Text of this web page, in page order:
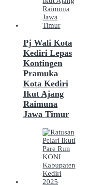
Pj Wali Kota
Kediri Lepas
Kontingen
Pramuka
Kota Kediri
Ikut Ajang
Raimuna
Jawa Timur